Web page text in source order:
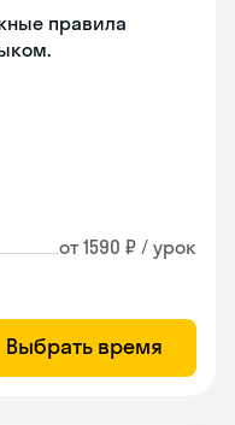
правила
от 1590 ₽ / урок
Выбрать время